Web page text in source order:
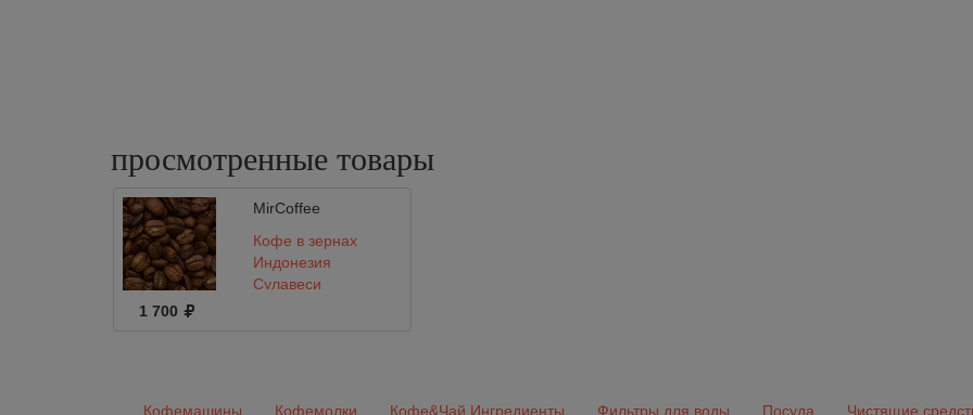
просмотренные товары
MirCoffee
Кофе в зернах
Индонезия
Сулавеси
1 700
Кофемашины Кофемолки Кофе&Чай Ингредиенты Фильтры для воды Посуда Чистящие